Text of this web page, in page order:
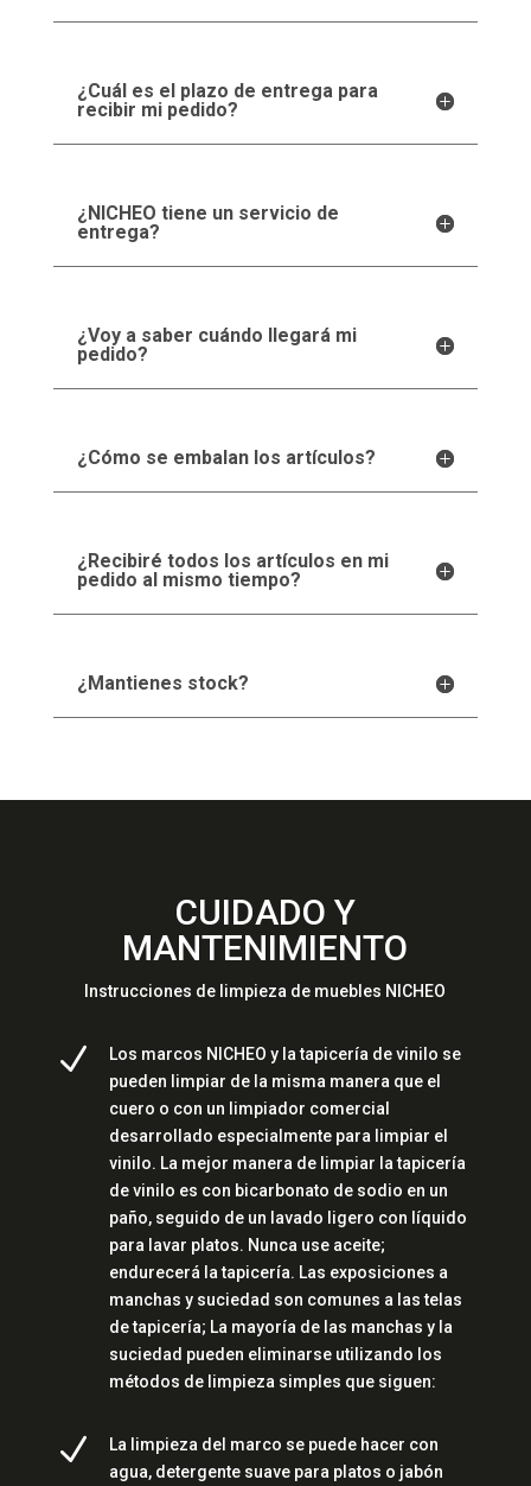
¿Cuál es el plazo de entrega para
recibir mi pedido?
¿NICHEO tiene un servicio de
entrega?
¿Voy a saber cuándo llegará mi
pedido?
¿Cómo se embalan los artículos?
¿Recibiré todos los artículos en mi
pedido al mismo tiempo?
¿Mantienes stock?
CUIDADO Y
MANTENIMIENTO
Instrucciones de limpieza de muebles NICHEO
N
Los marcos NICHEO y la tapicería de vinilo se
pueden limpiar de la misma manera que el
cuero o con un limpiador comercial
desarrollado especialmente para limpiar el
vinilo. La mejor manera de limpiar la tapicería
de vinilo es con bicarbonato de sodio en un
paño, seguido de un lavado ligero con líquido
para lavar platos. Nunca use aceite;
endurecerá la tapicería. Las exposiciones a
manchas y suciedad son comunes a las telas
de tapicería; La mayoría de las manchas y la
suciedad pueden eliminarse utilizando los
métodos de limpieza simples que siguen:
N
La limpieza del marco se puede hacer con
agua, detergente suave para platos o jabón